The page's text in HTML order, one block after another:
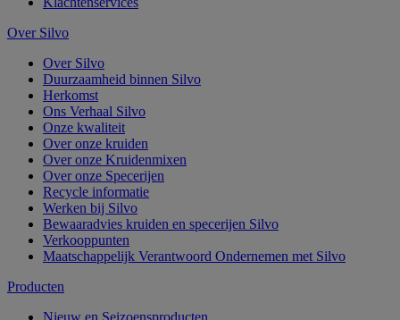
Over Silvo
Over Silvo
Duurzaamheid binnen Silvo
Herkomst
Ons Verhaal Silvo
Onze kwaliteit
Over onze kruiden
Over onze Kruidenmixen
Over onze Specerijen
Recycle informatie
Werken bij Silvo
Bewaaradvies kruiden en specerijen Silvo
Verkooppunten
Maatschappelijk Verantwoord Ondernemen met Silvo
Producten
Nieuw en Seizoensproducten